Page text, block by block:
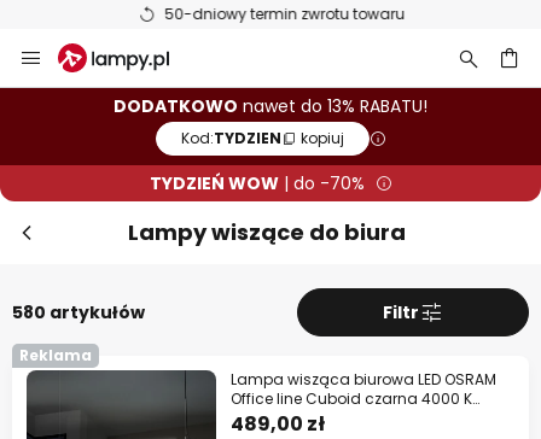
50-dniowy termin zwrotu towaru
Przejdź
do
DODATKOWO nawet do 13% RABATU!
Kod:TYDZIEN kopiuj
TYDZIEŃ WOW| do -70%
Lampy wiszące do biura
580 artykułów Filtr
Reklama
Lampa wisząca biurowa LED OSRAM
Office line Cuboid czarna 4000 K
ściemniany
489,00 zł
TYDZIEŃ WOW! Dodatkowo do 13%
rabatu!
10% RABATUod 399 zł
13% RABATUod 699 zł
prawie na wszystko*
kopiuj
* producenci wykluczeni z promocji